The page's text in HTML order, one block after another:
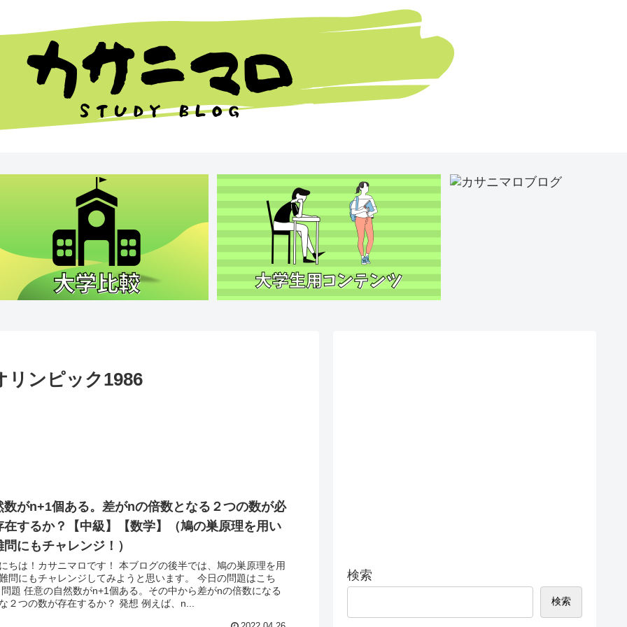
リンピック1986
数がn+1個ある。差がnの倍数となる２つの数が必
在するか？【中級】【数学】（鳩の巣原理を用い
問にもチャレンジ！）
ちは！カサニマロです！ 本ブログの後半では、鳩の巣原理を用
問にもチャレンジしてみようと思います。 今日の問題はこち
題 任意の自然数がn+1個ある。その中から差がnの倍数になる
２つの数が存在するか？ 発想 例えば、n...
検索
検索